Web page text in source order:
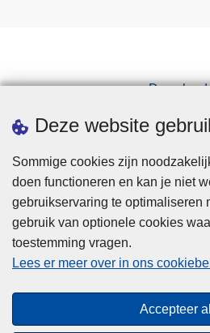
Deze website
Sommige cookies zijn
doen functioneren en kan je niet
gebruikservaring te optimaliseren
gebruik van optionele cookies
toestemming vragen.
Lees er meer over in ons
Accepteer
Privacy
Cookies